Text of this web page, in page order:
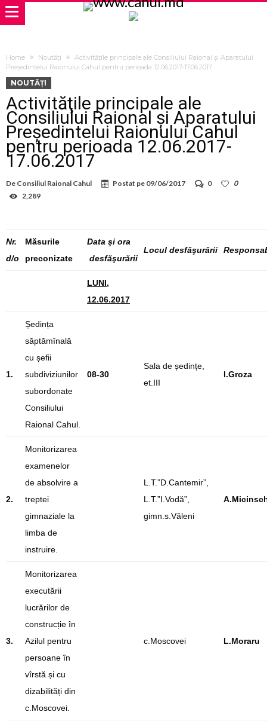
Home Noutăți
Activităţile principale ale Consiliului Raional şi Aparatului
Preşedintelui Raionului Cahul pentru perioada 12.06.2017-17.06.2017
NOUTĂȚI
Activităţile principale ale
Consiliului Raional şi Aparatului
Preşedintelui Raionului Cahul
pentru perioada 12.06.2017-
17.06.2017
De Consiliul Raional Cahul Postat pe 09/06/2017 0
0
2,289
Nr.
d/o
Măsurile
preconizate
Data şi ora
desfăşurării
Locul desfăşurării
LUNI,
12.06.2017
1.
Ședința
săptămînală
cu șefii
subdiviziunilor
subordonate
Consiliului
Raional Cahul.
08-30
Sala de ședințe,
et.III
I.Groza
2.
Monitorizarea
examenelor
de absolvire a
treptei
gimnaziale la
limba de
instruire.
L.T.”D.Cantemir”,
L.T.”I.Vodă”,
gimn.s.Văleni
3.
Monitorizarea
executării
lucrărilor de
construcție în
Azilul pentru
persoane în
vîrstă și cu
dizabilități din
c.Moscovei.
c.Moscovei L.Moraru